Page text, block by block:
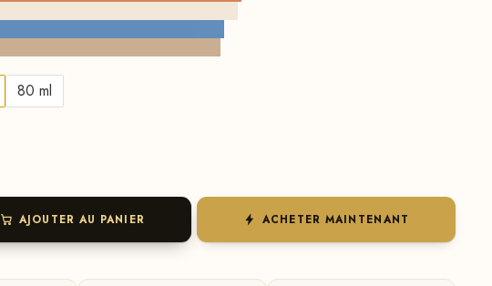
80 ml
AJOUTER AU PANIER ACHETER MAINTENANT